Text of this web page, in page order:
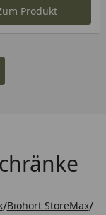
Produkt
/Biohort StoreMax/